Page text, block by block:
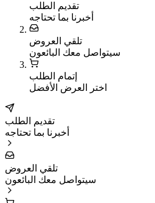
تقديم الطلب
أخبرنا بما تحتاجه
تلقي العروض
سيتواصل معك البائعون
إتمام الطلب
اختر العرض الأفضل
تقديم الطلب
أخبرنا بما تحتاجه
تلقي العروض
سيتواصل معك البائعون